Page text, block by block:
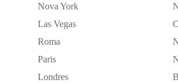
Nova York
Las Vegas
Roma
Paris
Londres